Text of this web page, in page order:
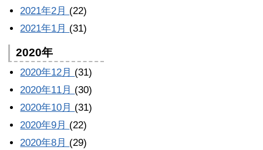
2021年2月 (22)
2021年1月 (31)
2020年
2020年12月 (31)
2020年11月 (30)
2020年10月 (31)
2020年9月 (22)
2020年8月 (29)